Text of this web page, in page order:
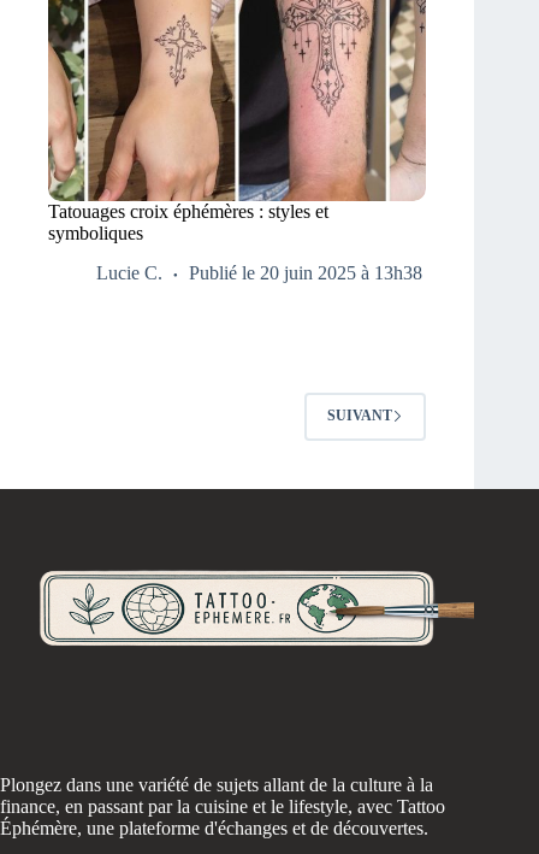
Tatouages croix éphémères : styles et
symboliques
Lucie C.
Publié le 20 juin 2025 à 13h38
SUIVANT
Plongez dans une variété de sujets allant de la culture à la
finance, en passant par la cuisine et le lifestyle, avec Tattoo
Éphémère, une plateforme d'échanges et de découvertes.